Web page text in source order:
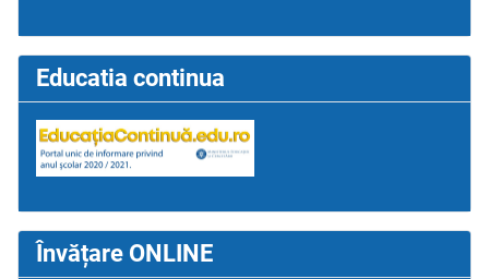
Educatia continua
Învățare ONLINE